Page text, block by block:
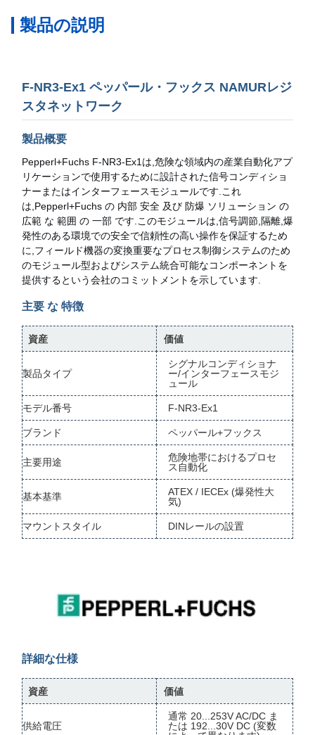
製品の説明
F-NR3-Ex1 ペッパール・フックス NAMURレジ
スタネットワーク
製品概要
Pepperl+Fuchs F-NR3-Ex1は,危険な領域内の産業自動化アプ
リケーションで使用するために設計された信号コンディショ
ナーまたはインターフェースモジュールです.これ
は,Pepperl+Fuchs の 内部 安全 及び 防爆 ソリューション の
広範 な 範囲 の 一部 です.このモジュールは,信号調節,隔離,爆
発性のある環境での安全で信頼性の高い操作を保証するため
に,フィールド機器の変換重要なプロセス制御システムのため
のモジュール型およびシステム統合可能なコンポーネントを
提供するという会社のコミットメントを示しています.
主要 な 特徴
資産 価値
製品タイプ
シグナルコンディショナ
ー/インターフェースモジ
ュール
モデル番号 F-NR3-Ex1
ブランド ペッパール+フックス
主要用途
危険地帯におけるプロセ
ス自動化
基本基準
ATEX / IECEx (爆発性大
気)
マウントスタイル DINレールの設置
詳細な仕様
資産 価値
供給電圧
通常 20...253V AC/DC ま
たは 192...30V DC (変数